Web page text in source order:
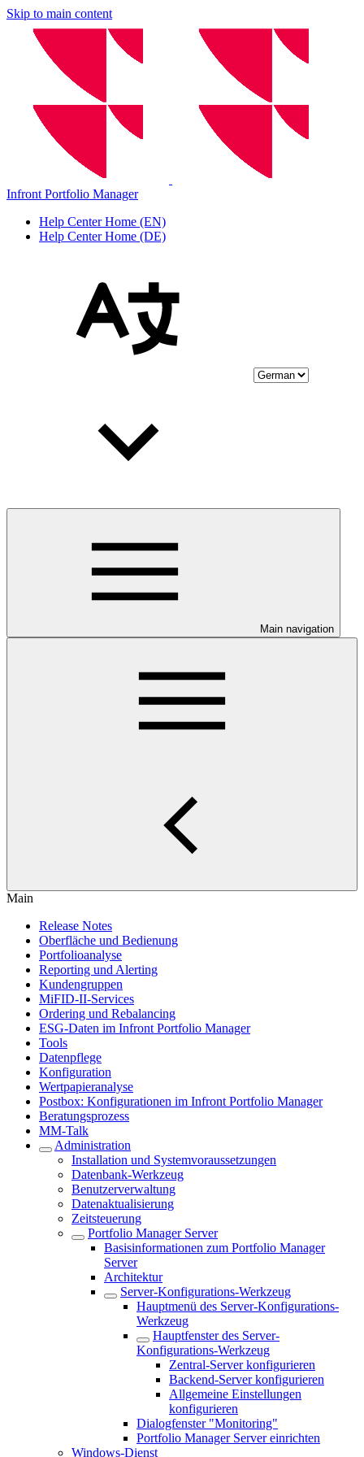
Skip to main content
Infront Portfolio Manager
Help Center Home (EN)
Help Center Home (DE)
Main navigation
Main
Release Notes
Oberfläche und Bedienung
Portfolioanalyse
Reporting und Alerting
Kundengruppen
MiFID-II-Services
Ordering und Rebalancing
ESG-Daten im Infront Portfolio Manager
Tools
Datenpflege
Konfiguration
Wertpapieranalyse
Postbox: Konfigurationen im Infront Portfolio Manager
Beratungsprozess
MM-Talk
Administration
Installation und Systemvoraussetzungen
Datenbank-Werkzeug
Benutzerverwaltung
Datenaktualisierung
Zeitsteuerung
Portfolio Manager Server
Basisinformationen zum Portfolio Manager
Server
Architektur
Server-Konfigurations-Werkzeug
Hauptmenü des Server-Konfigurations-
Werkzeug
Hauptfenster des Server-
Konfigurations-Werkzeug
Zentral-Server konfigurieren
Backend-Server konfigurieren
Allgemeine Einstellungen
konfigurieren
Dialogfenster "Monitoring"
Portfolio Manager Server einrichten
Windows-Dienst